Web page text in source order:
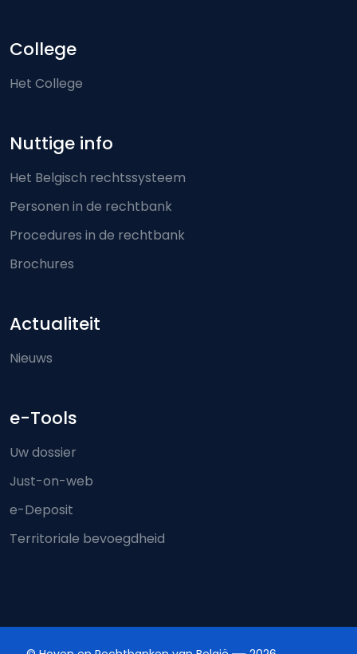
College
Het College
Nuttige info
Het Belgisch rechtssysteem
Personen in de rechtbank
Procedures in de rechtbank
Brochures
Actualiteit
Nieuws
e-Tools
Uw dossier
Just-on-web
e-Deposit
Territoriale bevoegdheid